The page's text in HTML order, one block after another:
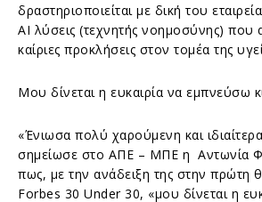
δραστηριοποιείται με δική του
AI λύσεις (τεχνητής νοημοσύνης) που
καίριες προκλήσεις στον τομέα της
Μου δίνεται η ευκαιρία να εμπνεύσω
«Ένιωσα πολύ χαρούμενη και
σημείωσε στο ΑΠΕ – ΜΠΕ η Αντωνία
πως, με την ανάδειξη της στην πρώτη
Forbes 30 Under 30, «μου δίνεται η